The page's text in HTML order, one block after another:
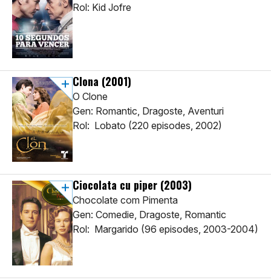
Rol: Kid Jofre
Clona (2001)
O Clone
Gen: Romantic, Dragoste, Aventuri
Rol: Lobato (220 episodes, 2002)
Ciocolata cu piper (2003)
Chocolate com Pimenta
Gen: Comedie, Dragoste, Romantic
Rol: Margarido (96 episodes, 2003-2004)